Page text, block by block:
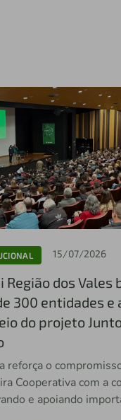
15/07/2026
Região dos Vales
300 entidades e
do projeto
reforça o
Cooperativa com a
e apoiando